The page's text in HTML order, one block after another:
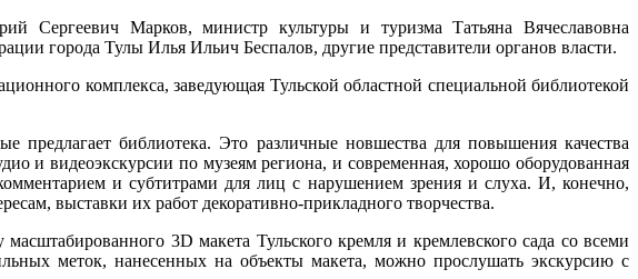
Сергеевич Марков, министр культуры и туризма Татьяна Вячеславовна
города Тулы Илья Ильич Беспалов, другие представители органов власти.
комплекса, заведующая Тульской областной специальной библиотекой
предлагает библиотека. Это различные новшества для повышения качества
и видеоэкскурсии по музеям региона, и современная, хорошо оборудованная
и субтитрами для лиц с нарушением зрения и слуха. И, конечно,
выставки их работ декоративно-прикладного творчества.
3D макета Тульского кремля и кремлевского сада со всеми
меток, нанесенных на объекты макета, можно прослушать экскурсию с